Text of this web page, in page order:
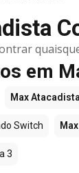
em
Max Atacadista
Switch
3